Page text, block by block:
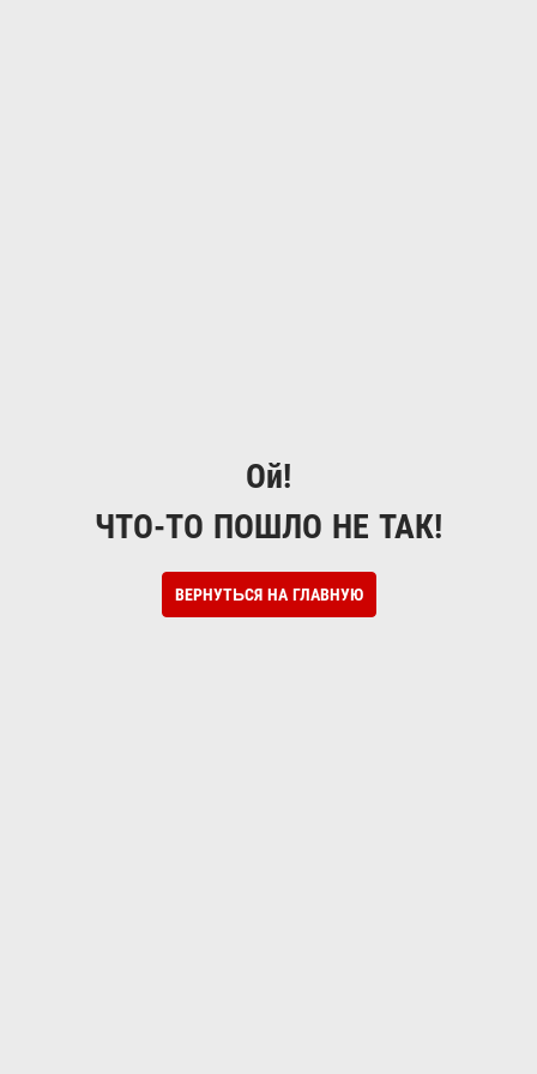
Ой!
ЧТО-ТО ПОШЛО НЕ ТАК!
ВЕРНУТЬСЯ НА ГЛАВНУЮ